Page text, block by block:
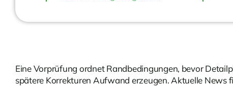
Eine Vorprüfung ordnet Randbedingungen, bevor
spätere Korrekturen Aufwand erzeugen. Aktuelle News